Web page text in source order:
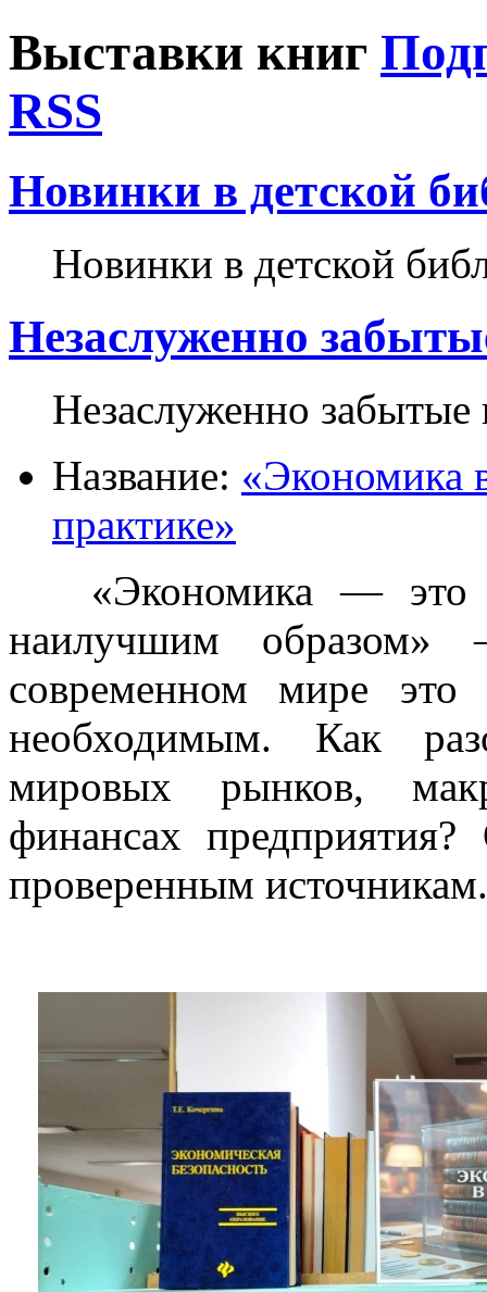
Выставки книг
RSS
Новинки в детской
Новинки в детской
Незаслуженно
Незаслуженно забытые
Название: «Экономика
практике»
«Экономика — это
наилучшим
современном мире это
необходимым. Как
мировых рынков,
финансах
проверенным источникам.